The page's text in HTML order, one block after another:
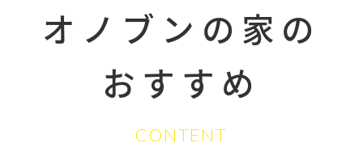
オノブンの家の
おすすめ
CONTENT